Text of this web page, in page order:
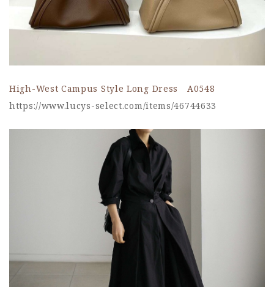
High-West Campus Style Long Dress A0548
https://www.lucys-select.com/items/46744633